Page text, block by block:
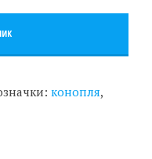
конопля,